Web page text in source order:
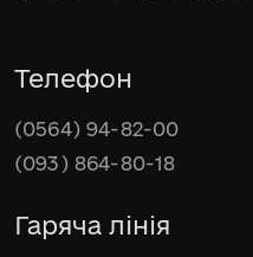
Телефон
(0564) 94-82-00
(093) 864-80-18
Гаряча лінія